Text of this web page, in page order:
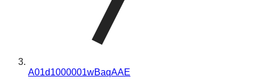
A01d1000001wBaqAAE